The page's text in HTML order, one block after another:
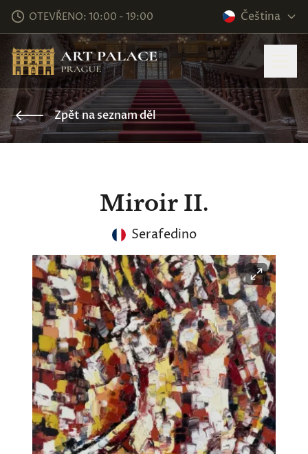
OTEVŘENO: 10:00 - 19:00 Čeština
Zpět na seznam děl
Miroir II.
Serafedino